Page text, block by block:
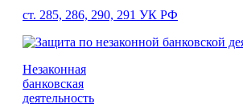
ст. 285, 286, 290, 291 УК РФ
Незаконная
банковская
деятельность